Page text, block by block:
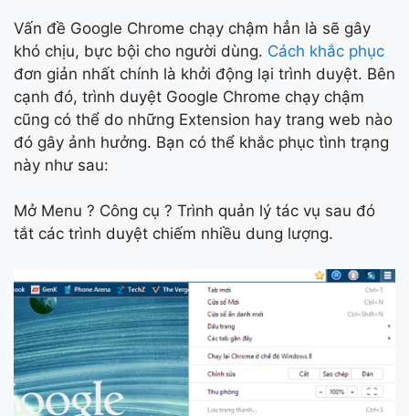
Vấn đề Google Chrome chạy chậm hẳn là sẽ gây
khó chịu, bực bội cho người dùng. Cách khắc phục
đơn giản nhất chính là khởi động lại trình duyệt. Bên
cạnh đó, trình duyệt Google Chrome chạy chậm
cũng có thể do những Extension hay trang web nào
đó gây ảnh hưởng. Bạn có thể khắc phục tình trạng
này như sau:
Mở Menu ? Công cụ ? Trình quản lý tác vụ sau đó
tắt các trình duyệt chiếm nhiều dung lượng.